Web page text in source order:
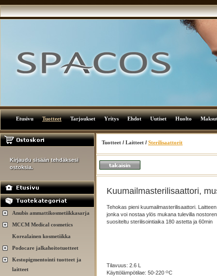
Etusivu Tuotteet Tarjoukset Yritys Ehdot Uutiset Huolto
Kirjaudu sisään tehdäksesi
ostoksia.
Anubis ammattikosmetiikkasarja
MCCM Medical cosmetics
Korealainen kosmetiikka
Podocare jalkahoitotuotteet
Kestopigmentointi tuotteet ja
laitteet
Tuotteet / Laitteet / Sterilisaattorit
Kuumailmasterilisaattori,
Tehokas pieni kuumailmasterilisaattori.
jonka voi nostaa ylös mukana tulevilla
suositeltu sterilisointiaika 180 astetta ja 60min
Tilavuus: 2.6 L
Käyttölämpötilae: 50-220 ᴼC